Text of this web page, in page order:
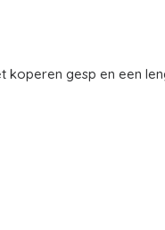
koperen gesp en een